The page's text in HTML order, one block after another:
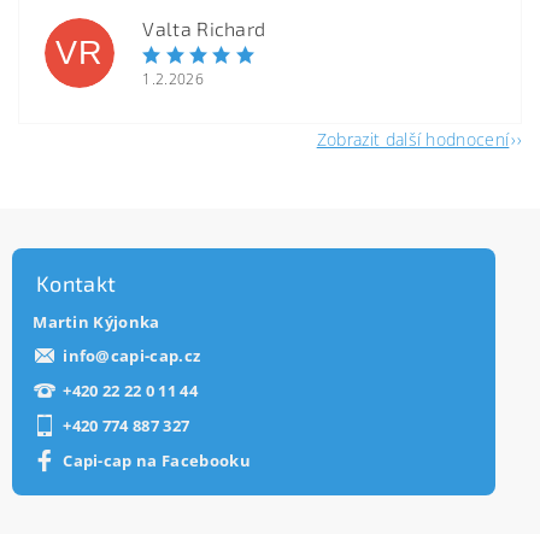
VR
Valta Richard
1.2.2026
Zobrazit další hodnocení
Kontakt
Martin Kýjonka
info@capi-cap.cz
+420 22 22 0 11 44
+420 774 887 327
Capi-cap na Facebooku